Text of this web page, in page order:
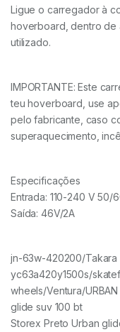
Ligue o carregador à
hoverboard, dentro de
utilizado.
IMPORTANTE: Este
teu hoverboard, use
pelo fabricante, caso
superaquecimento,
Especificações
Entrada: 110-240 V 50/
Saída: 46V/2A
jn-63w-420200/Takara
yc63a420y1500s/
wheels/Ventura/
glide suv 100 bt
Storex Preto Urban